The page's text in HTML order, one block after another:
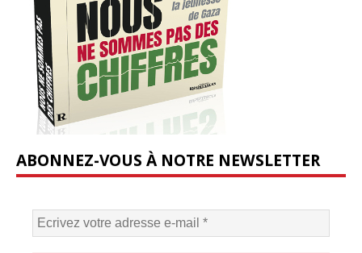
ABONNEZ-VOUS À NOTRE NEWSLETTER